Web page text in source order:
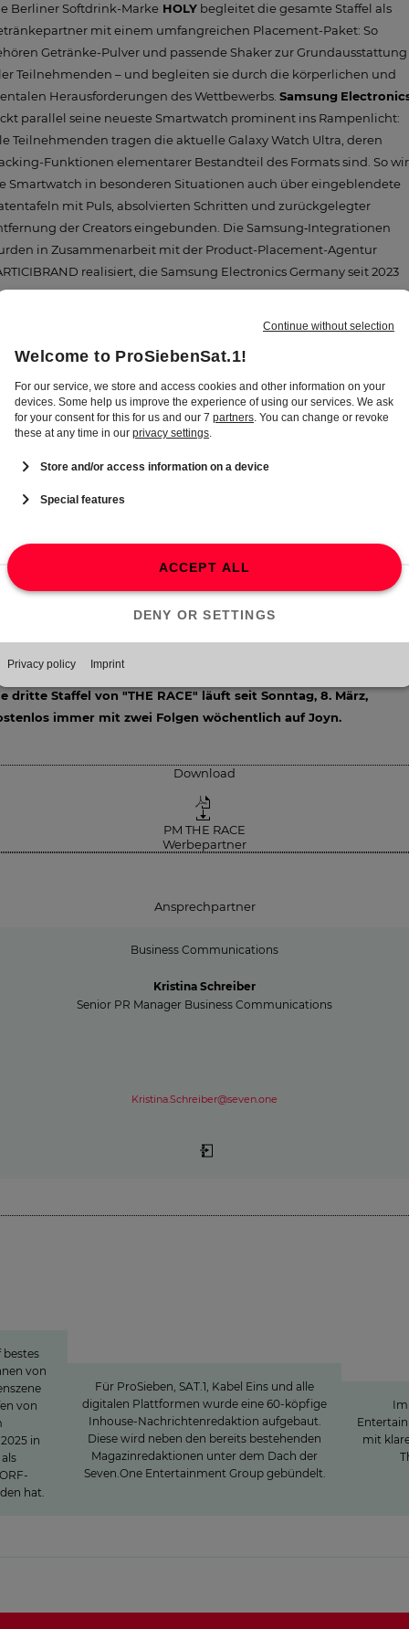
Berliner Softdrink-Marke HOLY begleitet die gesamte Staffel als
mit einem umfangreichen Placement-Paket: So
Getränke-Pulver und passende Shaker zur Grundausstattung
Teilnehmenden – und begleiten sie durch die körperlichen und
Herausforderungen des Wettbewerbs. Samsung
parallel seine neueste Smartwatch prominent ins Rampenlicht:
Teilnehmenden tragen die aktuelle Galaxy Watch Ultra, deren
Funktionen elementarer Bestandteil des Formats sind. So
Smartwatch in besonderen Situationen auch über eingeblendete
mit Puls, absolvierten Schritten und zurückgelegter
der Creators eingebunden. Die Samsung‑Integrationen
in Zusammenarbeit mit der Product-Placement-Agentur
realisiert, die Samsung Electronics Germany seit 2023
bietet Seven.One Media erstmals auch die Werbeform
an: einen rund 90‑sekündigen, direkt
YouTube‑Folge integrierten Spot, in dem ein Creator aus der Staffel
Produkt authentisch und im Look & Feel des Formats präsentiert.
Auftakt machte FitnessFirst(Agentur: PIA Media) mit drei Folgen
vorangegangenen Wildcard-Challenge "THE RACE – Die Wildcard
Zusätzlich begleitet FitnessFirst die Staffel mit einem Joyn
Tipp, der auf die Fitness-Clubs und Hyrox-Angebote in
Studios aufmerksam macht. In der anschließenden
"THE RACE" übernimmt die Marke
um so auf ihren von den Machern von
entwickelten eSIM-Service aufmerksam zu machen,
weiteren Verlauf der Staffel auch HOLY undHansaplast
folgen.
dritte Staffel von "THE RACE" läuft seit Sonntag, 8. März,
immer mit zwei Folgen wöchentlich auf Joyn.
Download
PM THE RACE
Werbepartner
Ansprechpartner
Business Communications
Kristina Schreiber
Senior PR Manager Business Communications
Kristina.Schreiber@seven.one
von
von
in
hat.
Für ProSieben, SAT.1, Kabel Eins und alle
digitalen Plattformen wurde eine 60-köpfige
Inhouse-Nachrichtenredaktion aufgebaut.
Diese wird neben den bereits bestehenden
Magazinredaktionen unter dem Dach der
Seven.One Entertainment Group gebündelt.
Im
mit